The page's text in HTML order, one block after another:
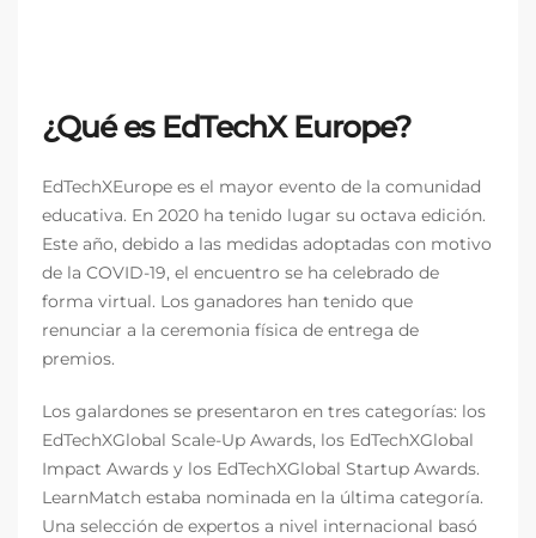
¿Qué es EdTechX Europe?
EdTechXEurope es el mayor evento de la comunidad
educativa. En 2020 ha tenido lugar su octava edición.
Este año, debido a las medidas adoptadas con motivo
de la COVID-19, el encuentro se ha celebrado de
forma virtual. Los ganadores han tenido que
renunciar a la ceremonia física de entrega de
premios.
Los galardones se presentaron en tres categorías: los
EdTechXGlobal Scale-Up Awards, los EdTechXGlobal
Impact Awards y los EdTechXGlobal Startup Awards.
LearnMatch estaba nominada en la última categoría.
Una selección de expertos a nivel internacional basó